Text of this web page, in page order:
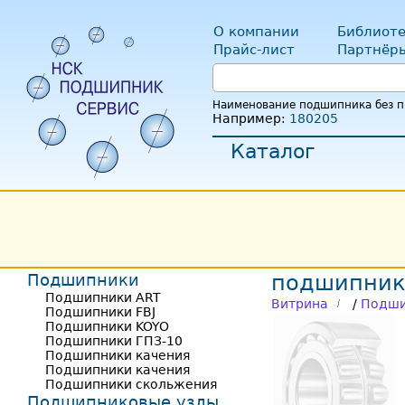
О компании
Прайс-лист
Наименование подшипника без
Например: 180205
Каталог
Витрина /
Подшипники
Подшипники ART
Подшипники FBJ
Подшипники KOYO
Подшипники ГПЗ-10
Подшипники качения
Подшипники качения
Подшипники скольжения